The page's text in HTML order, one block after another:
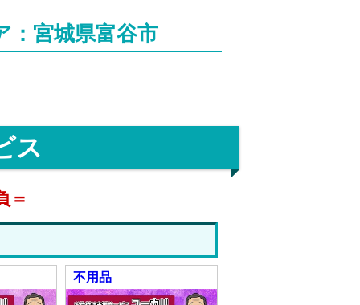
：宮城県富谷市
ス
＝
不用品